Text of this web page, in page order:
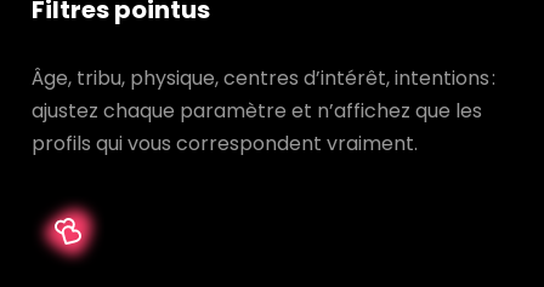
Filtres pointus
Âge, tribu, physique, centres d’intérêt, intentions :
ajustez chaque paramètre et n’affichez que les
profils qui vous correspondent vraiment.